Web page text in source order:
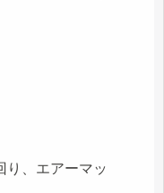
り、エアーマッ